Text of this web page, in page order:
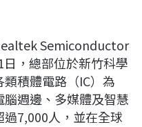
Semiconductor
，總部位於新竹科學
積體電路（IC）為
週邊、多媒體及智慧
7,000人，並在全球